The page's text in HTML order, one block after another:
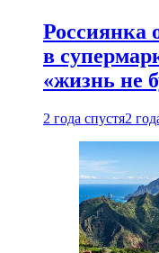
Россиянка
в
«жизнь не
2 года спустя2